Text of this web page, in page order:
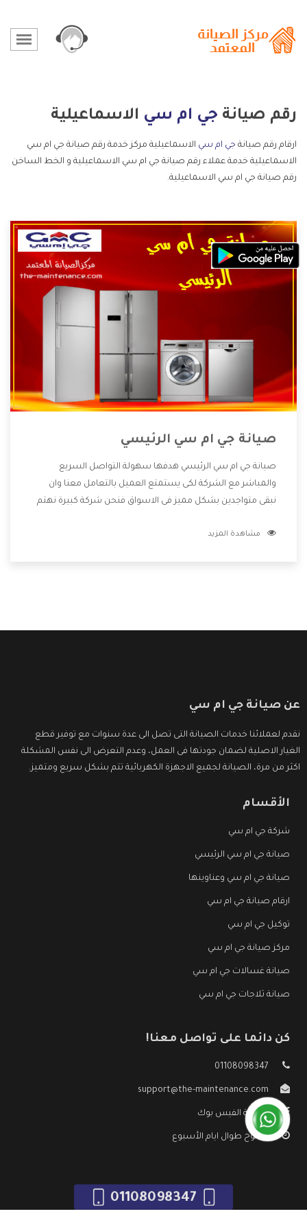
رقم صيانة جي ام سي الاسماعيلية
ارقام رقم صيانة جي ام سي الاسماعيلية مركز خدمة رقم صيانة جي ام سي
الاسماعيلية خدمة عملاء رقم صيانة جي ام سي الاسماعيلية و الخط الساخن
رقم صيانة جي ام سي الاسماعيلية.
صيانة جي ام سي الرئيسي
صيانة جي ام سي الرئيسي هدفها سهولة التواصل السريع
والمباشر مع الشركة لكى يستمتع العميل بالتعامل معنا وان
نبقى متواجدين بشكل مميز فى الاسواق فنحن شركة كبيرة نهتم
الشركة بها والتى تكون منها خدمة الصيانة التى تكون من أهم
مشاهدة المزيد
عن صيانة جي ام سي
نقدم لعملائنا خدمات الصيانة التى تصل الى عدة سنوات مع توفير قطع
الغيار الاصلية لضمان جودتها فى العمل، وعدم التعرض الى نفس المشكلة
اكثر من مرة، الصيانة لجميع الاجهزة الكهربائية تتم بشكل سريع ومتميز.
الأقسام
شركة جي ام سي
صيانة جي ام سي الرئيسي
صيانة جي ام سي وعناوينها
ارقام صيانة جي ام سي
توكيل جي ام سي
مركز صيانة جي ام سي
صيانة غسالات جي ام سي
صيانة ثلاجات جي ام سي
كن دائما على تواصل معنا!
01108098347
support@the-maintenance.com
صفحة الفيس بوك
مفتوح طوال ايام الأسبوع
01108098347